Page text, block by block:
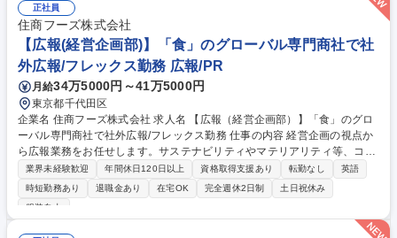
づきを大切にし、改善活動を継続的に推進していくポジションです。入社
後は経験やスキルに応じて業務をお任せし、チームでの事例共有や相談も
しやすい環境のため、安心して成長いただけます。広い視野を持ち、主体
的に品質向上に取り組める方を歓迎します。 募集職種 【栃木日光/品質管
理(製品の分析・検査基準の設定)】年間休日120日
正社員
住商フーズ株式会社
【広報(経営企画部)】「食」のグローバル専門商社で社
外広報/フレックス勤務 広報/PR
月給34万5000円～41万5000円
東京都千代田区
企業名 住商フーズ株式会社 求人名 【広報（経営企画部）】「食」のグロ
ーバル専門商社で社外広報/フレックス勤務 仕事の内容 経営企画の視点か
ら広報業務をお任せします。サステナビリティやマテリアリティ等、コー
ポレートブランドを一緒に築き上げられる人を探しています。 ■対外広報/
広告宣伝業務（コーポレートウェブサイトのリニューアル・運用保守管
理、ニュースリリースの作成）■ブランディング施策の立案支援・推進■サ
しての業務も含む）■産学連携、地域協働 ※英文を使用した広報活動もご
業界未経験歓迎 年間休日120日以上 資格取得支援あり 転勤なし
英語
時短勤務あり
退職金あり 在宅OK 完全週休2日制
土日祝休み
服装自由